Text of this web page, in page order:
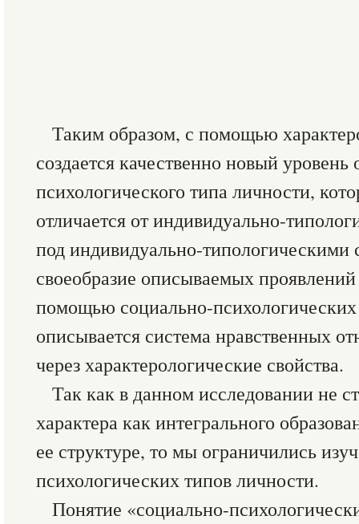
Таким образом, с помощью
создается качественно новый
психологического типа личности,
отличается от индивидуально-
под индивидуально-
своеобразие описываемых
помощью социально-
описывается система нравственных
через характерологические свойства.
Так как в данном исследовании не
характера как интегрального
ее структуре, то мы ограничились
психологических типов личности.
Понятие «социально-